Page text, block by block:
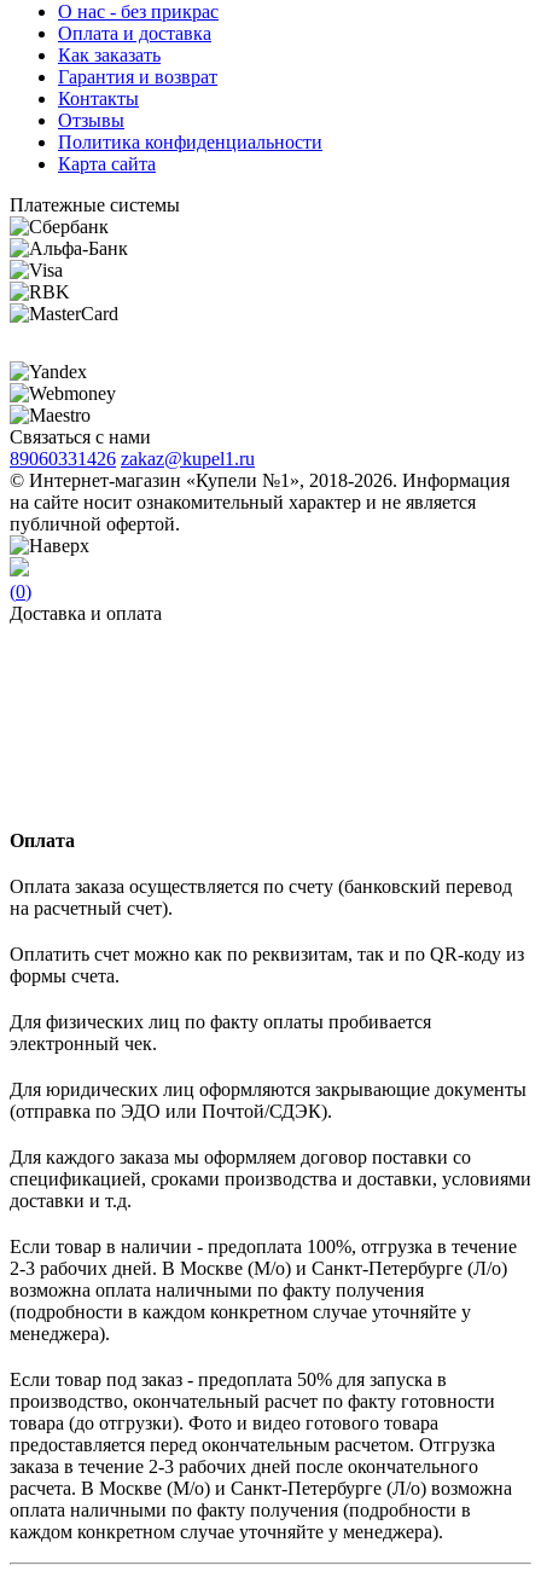
О нас - без прикрас
Оплата и доставка
Как заказать
Гарантия и возврат
Контакты
Отзывы
Политика конфиденциальности
Карта сайта
Платежные системы
Связаться с нами
89060331426 zakaz@kupel1.ru
© Интернет-магазин «Купели №1», 2018-2026. Информация
на сайте носит ознакомительный характер и не является
публичной офертой.
(0)
Доставка и оплата
Оплата
Оплата заказа осуществляется по счету (банковский перевод
на расчетный счет).
Оплатить счет можно как по реквизитам, так и по QR-коду из
формы счета.
Для физических лиц по факту оплаты пробивается
электронный чек.
Для юридических лиц оформляются закрывающие документы
(отправка по ЭДО или Почтой/СДЭК).
Для каждого заказа мы оформляем договор поставки со
спецификацией, сроками производства и доставки, условиями
доставки и т.д.
Если товар в наличии - предоплата 100%, отгрузка в течение
2-3 рабочих дней. В Москве (М/о) и Санкт-Петербурге (Л/о)
возможна оплата наличными по факту получения
(подробности в каждом конкретном случае уточняйте у
менеджера).
Если товар под заказ - предоплата 50% для запуска в
производство, окончательный расчет по факту готовности
товара (до отгрузки). Фото и видео готового товара
предоставляется перед окончательным расчетом. Отгрузка
заказа в течение 2-3 рабочих дней после окончательного
расчета. В Москве (М/о) и Санкт-Петербурге (Л/о) возможна
оплата наличными по факту получения (подробности в
каждом конкретном случае уточняйте у менеджера).